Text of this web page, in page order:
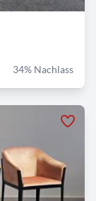
34% Nachlass